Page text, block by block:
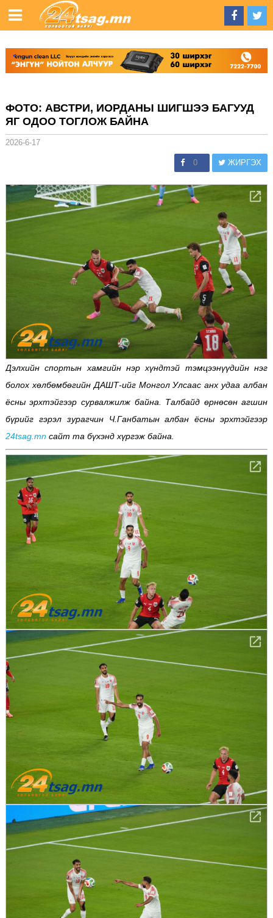
ФОТО: АВСТРИ, ИОРДАНЫ ШИГШЭЭ БАГУУД
ЯГ ОДОО ТОГЛОЖ БАЙНА
2026-6-17
0 ЖИРГЭХ
Дэлхийн спортын хамгийн нэр хүндтэй тэмцээнүүдийн нэг
болох хөлбөмбөгийн ДАШТ-ийг Монгол Улсаас анх удаа албан
ёсны эрхтэйгээр сурвалжилж байна. Талбайд өрнөсөн агшин
бүрийг гэрэл зурагчин Ч.Ганбатын албан ёсны эрхтэйгээр
24tsag.mnсайт та бүхэнд хүргэж байна.